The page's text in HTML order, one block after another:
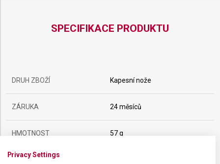
SPECIFIKACE PRODUKTU
DRUH ZBOŽÍ Kapesní nože
ZÁRUKA 24 měsíců
HMOTNOST 57 g
UZAMYKATELNÁ ČEPEL
Privacy Settings